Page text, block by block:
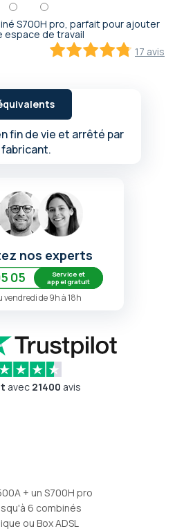
S700H pro, parfait pour ajouter
espace de travail
17 avis
fin de vie et arrêté par
nos experts
05
Service et
appel gratuit
de 9h à 18h
avec 21400 avis
+ un S700H pro
6 combinés
ou Box ADSL